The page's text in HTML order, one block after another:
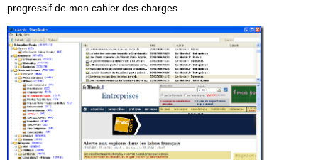
progressif de mon cahier des charges.